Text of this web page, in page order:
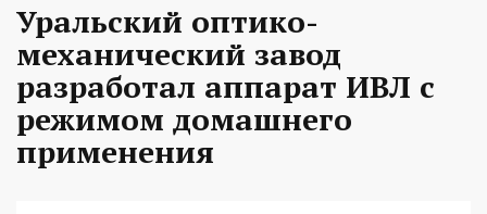
Уральский оптико-
механический завод
разработал аппарат ИВЛ с
режимом домашнего
применения